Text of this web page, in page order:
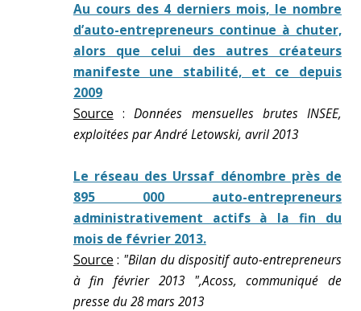
Au cours des 4 derniers mois, le nombre
d’auto-entrepreneurs continue à chuter,
alors que celui des autres créateurs
manifeste une stabilité, et ce depuis
2009
Source :Données mensuelles brutes INSEE,
exploitées par André Letowski, avril 2013
Le réseau des Urssaf dénombre près de
895 000 auto-entrepreneurs
administrativement actifs à la fin du
mois de février 2013.
Source : "Bilan du dispositif auto-entrepreneurs
à fin février 2013 ",Acoss, communiqué de
presse du 28 mars 2013